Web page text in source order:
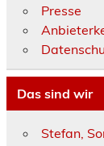
Presse
Das sind wir
Stefan,